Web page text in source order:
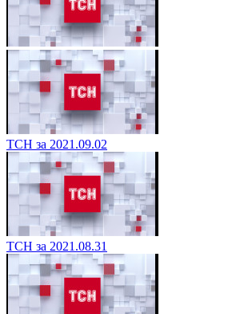
ТСН за 2021.09.02
ТСН за 2021.08.31